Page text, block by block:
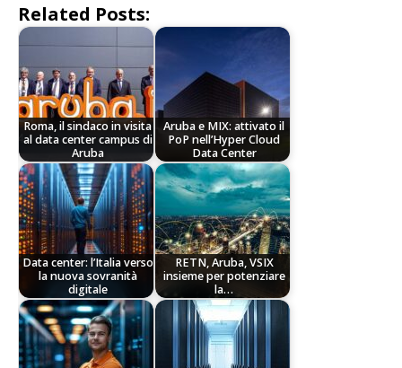
Related Posts:
Roma, il sindaco in visita
al data center campus di
Aruba
Aruba e MIX: attivato il
PoP nell’Hyper Cloud
Data Center
Data center: l’Italia verso
la nuova sovranità
digitale
RETN, Aruba, VSIX
insieme per potenziare
la…